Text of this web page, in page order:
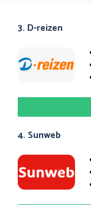
3. D-reizen
4. Sunweb